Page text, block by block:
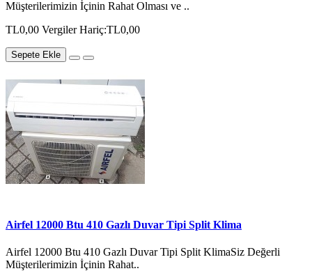
Müşterilerimizin İçinin Rahat Olması ve ..
TL0,00 Vergiler Hariç:TL0,00
Sepete Ekle
Airfel 12000 Btu 410 Gazlı Duvar Tipi Split Klima
Airfel 12000 Btu 410 Gazlı Duvar Tipi Split KlimaSiz Değerli
Müşterilerimizin İçinin Rahat..